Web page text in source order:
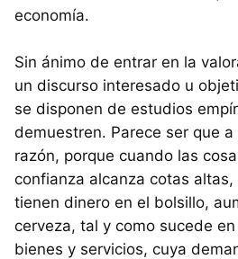
economía.
Sin ánimo de entrar en la
un discurso interesado u
se disponen de estudios
demuestren. Parece ser que
razón, porque cuando las
confianza alcanza cotas
tienen dinero en el bolsillo,
cerveza, tal y como sucede
bienes y servicios, cuya